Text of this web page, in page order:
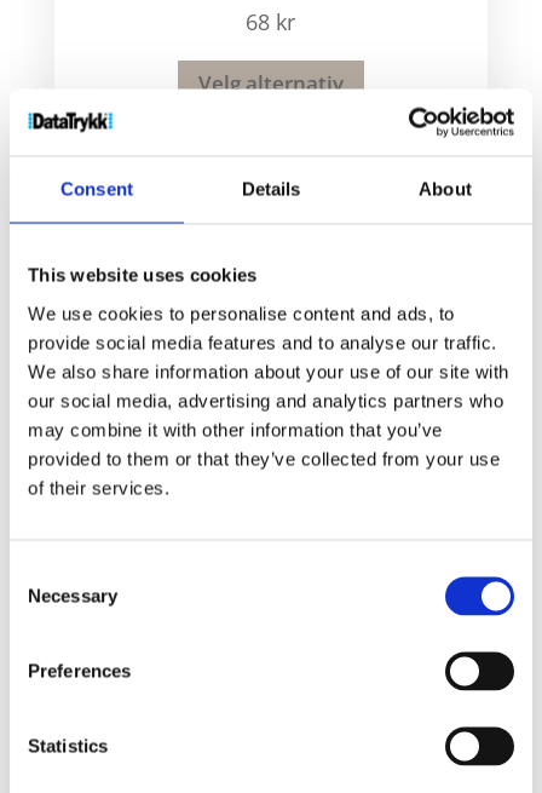
Consent Details About
This website uses cookies
We use cookies to personalise content and ads, to
provide social media features and to analyse our traffic.
We also share information about your use of our site with
our social media, advertising and analytics partners who
may combine it with other information that you’ve
provided to them or that they’ve collected from your use
of their services.
Selection
Necessary
Preferences
Statistics
68 kr
Velg alternativ